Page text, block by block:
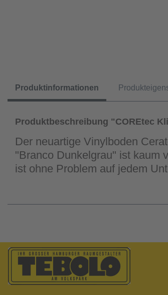
Produktinformationen
Produktbeschreibung "COREtec
Der neuartige Vinylboden
"Branco Dunkelgrau" ist kaum
ist ohne Problem auf jedem